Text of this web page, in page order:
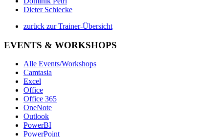
Dieter Schiecke
zurück zur Trainer-Übersicht
EVENTS & WORKSHOPS
Alle Events/Workshops
Camtasia
Excel
Office
Office 365
OneNote
Outlook
PowerBI
PowerPoint